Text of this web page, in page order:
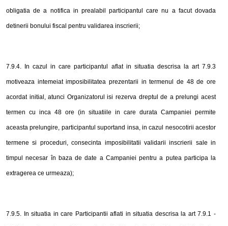
obligatia de a notifica in prealabil participantul care nu a facut dovada
detinerii bonului fiscal pentru validarea inscrierii;
7.9.4. In cazul in care participantul aflat in situatia descrisa la art 7.9.3
motiveaza intemeiat imposibilitatea prezentarii in termenul de 48 de ore
acordat initial, atunci Organizatorul isi rezerva dreptul de a prelungi acest
termen cu inca 48 ore (in situatiile in care durata Campaniei permite
aceasta prelungire, participantul suportand insa, in cazul nesocotirii acestor
termene si proceduri, consecinta imposibilitatii validarii inscrierii sale in
timpul necesar în baza de date a Campaniei pentru a putea participa la
extragerea ce urmeaza);
7.9.5. In situatia in care Participantii aflati in situatia descrisa la art 7.9.1 -